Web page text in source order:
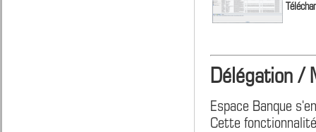
Délégation /
Espace Banque
Cette